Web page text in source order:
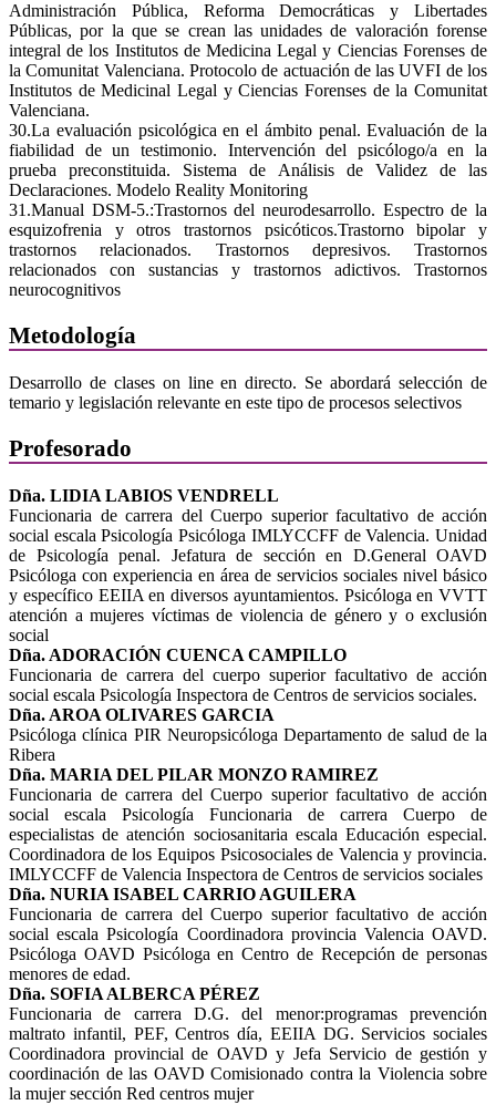
Administración Pública, Reforma Democráticas y Libertades
Públicas, por la que se crean las unidades de valoración forense
integral de los Institutos de Medicina Legal y Ciencias Forenses de
la Comunitat Valenciana. Protocolo de actuación de las UVFI de los
Institutos de Medicinal Legal y Ciencias Forenses de la Comunitat
Valenciana.
30.La evaluación psicológica en el ámbito penal. Evaluación de la
fiabilidad de un testimonio. Intervención del psicólogo/a en la
prueba preconstituida. Sistema de Análisis de Validez de las
Declaraciones. Modelo Reality Monitoring
31.Manual DSM-5.:Trastornos del neurodesarrollo. Espectro de la
esquizofrenia y otros trastornos psicóticos.Trastorno bipolar y
trastornos relacionados. Trastornos depresivos. Trastornos
relacionados con sustancias y trastornos adictivos. Trastornos
neurocognitivos
Metodología
Desarrollo de clases on line en directo. Se abordará selección de
temario y legislación relevante en este tipo de procesos selectivos
Profesorado
Dña. LIDIA LABIOS VENDRELL
Funcionaria de carrera del Cuerpo superior facultativo de acción
social escala Psicología Psicóloga IMLYCCFF de Valencia. Unidad
de Psicología penal. Jefatura de sección en D.General OAVD
Psicóloga con experiencia en área de servicios sociales nivel básico
y específico EEIIA en diversos ayuntamientos. Psicóloga en VVTT
atención a mujeres víctimas de violencia de género y o exclusión
social
Dña. ADORACIÓN CUENCA CAMPILLO
Funcionaria de carrera del cuerpo superior facultativo de acción
social escala Psicología Inspectora de Centros de servicios sociales.
Dña. AROA OLIVARES GARCIA
Psicóloga clínica PIR Neuropsicóloga Departamento de salud de la
Ribera
Dña. MARIA DEL PILAR MONZO RAMIREZ
Funcionaria de carrera del Cuerpo superior facultativo de acción
social escala Psicología Funcionaria de carrera Cuerpo de
especialistas de atención sociosanitaria escala Educación especial.
Coordinadora de los Equipos Psicosociales de Valencia y provincia.
IMLYCCFF de Valencia Inspectora de Centros de servicios sociales
Dña. NURIA ISABEL CARRIO AGUILERA
Funcionaria de carrera del Cuerpo superior facultativo de acción
social escala Psicología Coordinadora provincia Valencia OAVD.
Psicóloga OAVD Psicóloga en Centro de Recepción de personas
menores de edad.
Dña. SOFIA ALBERCA PÉREZ
Funcionaria de carrera D.G. del menor:programas prevención
maltrato infantil, PEF, Centros día, EEIIA DG. Servicios sociales
Coordinadora provincial de OAVD y Jefa Servicio de gestión y
coordinación de las OAVD Comisionado contra la Violencia sobre
la mujer sección Red centros mujer